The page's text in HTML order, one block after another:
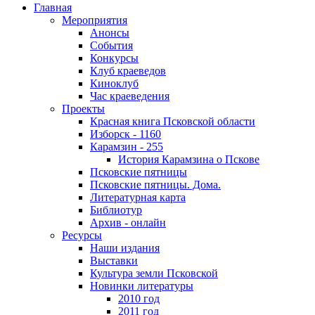
Главная
Мероприятия
Анонсы
События
Конкурсы
Клуб краеведов
Киноклуб
Час краеведения
Проекты
Красная книга Псковской области
Изборск - 1160
Карамзин - 255
История Карамзина о Пскове
Псковские пятницы
Псковские пятницы. Дома.
Литературная карта
Библиотур
Архив - онлайн
Ресурсы
Наши издания
Выставки
Культура земли Псковской
Новинки литературы
2010 год
2011 год